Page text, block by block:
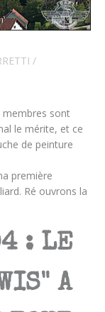
/
membres sont
le mérite, et ce
de peinture
première
Ré ouvrons la
: LE
A